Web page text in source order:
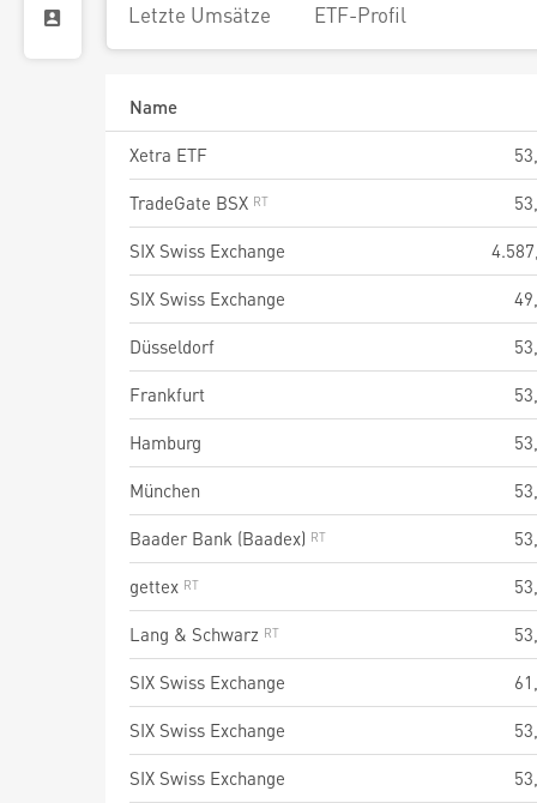
Letzte Umsätze ETF-Profil
Name
Xetra ETF
TradeGate BSX
SIX Swiss Exchange
SIX Swiss Exchange
Düsseldorf
Frankfurt
Hamburg
München
Baader Bank (Baadex)
gettex
Lang & Schwarz
SIX Swiss Exchange
SIX Swiss Exchange
SIX Swiss Exchange